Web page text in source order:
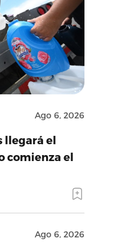
Ago 6, 2026
llegará el
comienza el
Ago 6, 2026